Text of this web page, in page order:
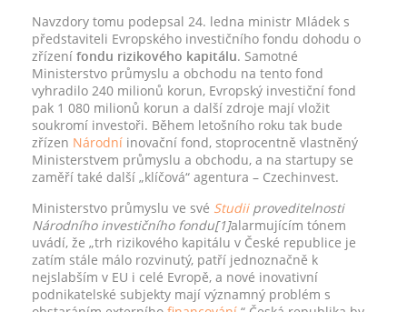
Navzdory tomu podepsal 24. ledna ministr Mládek s
představiteli Evropského investičního fondu dohodu o
zřízení fondu rizikového kapitálu. Samotné
Ministerstvo průmyslu a obchodu na tento fond
vyhradilo 240 milionů korun, Evropský investiční fond
pak 1 080 milionů korun a další zdroje mají vložit
soukromí investoři. Během letošního roku tak bude
zřízen Národní inovační fond, stoprocentně vlastněný
Ministerstvem průmyslu a obchodu, a na startupy se
zaměří také další „klíčová“ agentura – Czechinvest.
Ministerstvo průmyslu ve své Studiiproveditelnosti
Národního investičního fondu[1]alarmujícím tónem
uvádí, že „trh rizikového kapitálu v České republice je
zatím stále málo rozvinutý, patří jednoznačně k
nejslabším v EU i celé Evropě, a nové inovativní
podnikatelské subjekty mají významný problém s